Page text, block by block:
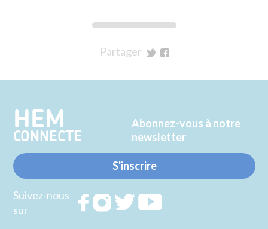
Partager
Twitter
Facebook
HEM
CONNECTE
Abonnez-vous à notre
newsletter
S'inscrire
Suivez-nous
sur
RejoignezRejoignezRejoignez